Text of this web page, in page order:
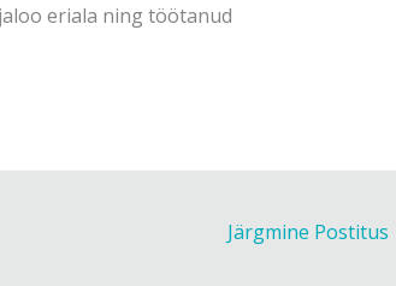
eriala ning töötanud
Järgmine Postitus